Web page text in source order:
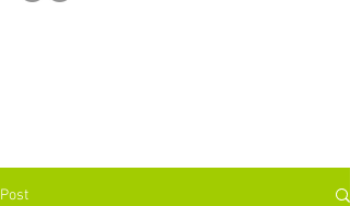
Post